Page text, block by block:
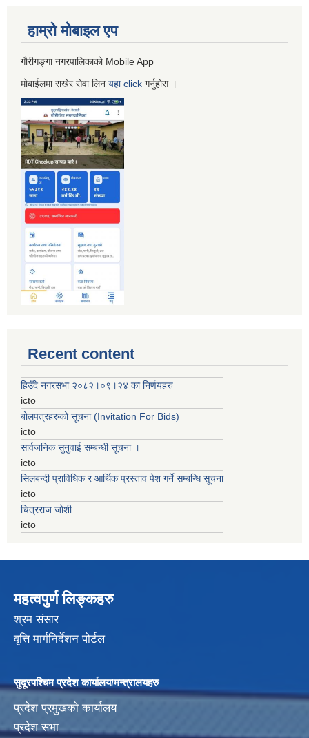
हाम्रो माेबाइल एप
गौरीगङ्गा नगरपालिकाको Mobile App
मोबाईलमा राखेर सेवा लिन यहाclick गर्नुहाेस ।
Recent content
हिउँदे नगरसभा २०८२।०९।२४ का निर्णयहरु
icto
बोलपत्रहरुको सूचना (Invitation For Bids)
icto
सार्वजनिक सुनुवाई सम्बन्धी सूचना ।
icto
सिलबन्दी प्राविधिक र आर्थिक प्रस्ताव पेश गर्ने सम्बन्धि सूचना
icto
चित्रराज जोशी
icto
महत्वपुर्ण लिङ्कहरु
श्रम संसार
वृत्ति मार्गनिर्देशन पोर्टल
सुदूरपश्चिम प्रदेश कार्यालय/मन्त्रालयहरु
प्रदेश प्रमुखको कार्यालय
प्रदेश सभा